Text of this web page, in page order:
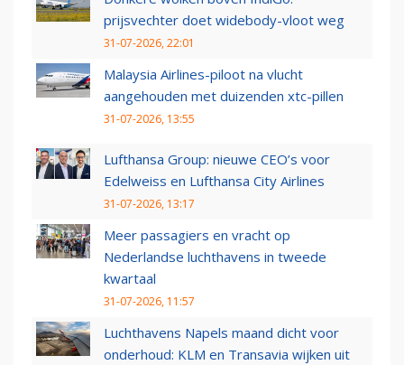
prijsvechter doet widebody-vloot weg
31-07-2026, 22:01
Malaysia Airlines-piloot na vlucht
aangehouden met duizenden xtc-pillen
31-07-2026, 13:55
Lufthansa Group: nieuwe CEO’s voor
Edelweiss en Lufthansa City Airlines
31-07-2026, 13:17
Meer passagiers en vracht op
Nederlandse luchthavens in tweede
kwartaal
31-07-2026, 11:57
Luchthavens Napels maand dicht voor
onderhoud: KLM en Transavia wijken uit